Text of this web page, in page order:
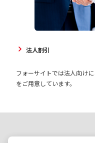
法人割引
フォーサイトでは法人向け
をご用意しています。